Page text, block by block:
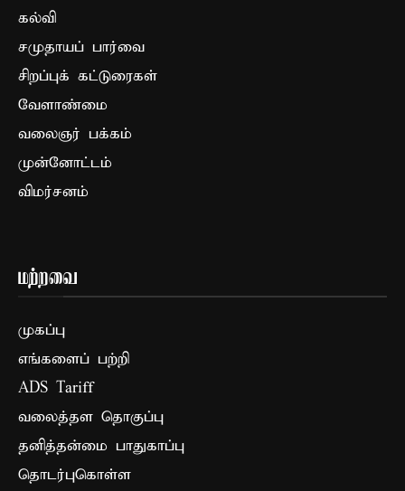
கல்வி
சமுதாயப் பார்வை
சிறப்புக் கட்டுரைகள்
வேளாண்மை
வலைஞர் பக்கம்
முன்னோட்டம்
விமர்சனம்
மற்றவை
முகப்பு
எங்களைப் பற்றி
ADS Tariff
வலைத்தள தொகுப்பு
தனித்தன்மை பாதுகாப்பு
தொடர்புகொள்ள